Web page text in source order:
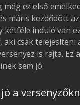
még ez első
máris kezdődött az
kétféle induló van
aki csak telejesíteni
is rajta. Ez
sem jó.
a